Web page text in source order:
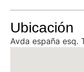
Ubicación
Avda españa